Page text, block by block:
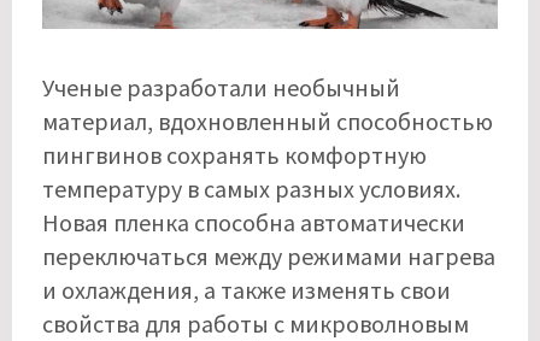
Ученые разработали необычный
материал, вдохновленный способностью
пингвинов сохранять комфортную
температуру в самых разных условиях.
Новая пленка способна автоматически
переключаться между режимами нагрева
и охлаждения, а также изменять свои
свойства для работы с микроволновым